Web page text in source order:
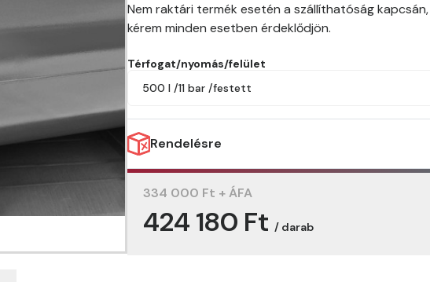
Nem raktári termék esetén a szállíthatóság kapcsán,
kérem minden esetben érdeklődjön.
Térfogat/nyomás/felület
500 l /11 bar /festett
Rendelésre
334 000 Ft + ÁFA
424 180 Ft / darab